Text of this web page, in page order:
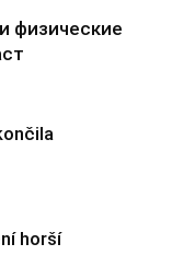
физические
horší